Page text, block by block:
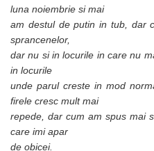
luna noiembrie si mai
am destul de putin in tub, dar
sprancenelor,
dar nu si in locurile in care nu
in locurile
unde parul creste in mod
firele cresc mult mai
repede, dar cum am spus mai
care imi apar
de obicei.